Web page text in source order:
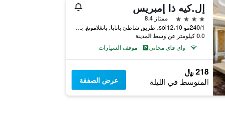
إل.كيه ذا إمبريس
4 نجوم
ممتاز 8.4
240/1مو 10،soi12، طريق شاطئ باتايا، بانغلامونغ, باتايا, تايلاند
0.0 كيلومتر عن وسط المدينة
واي فاي مجاني
موقف السيارات
218 ﷼
المتوسط في الليلة عرض الصفقة